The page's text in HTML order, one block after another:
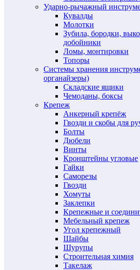
Ударно-рычажный
Кувалды
Молотки
Зубила, бородки,
добойники
Ломы, монтировки
Топоры
Системы хранения
органайзеры)
Складские ящики
Чемоданы, боксы
Крепеж
Анкерный крепёж
Гвозди и скобы для
Болты
Дюбели
Винты
Кронштейны угловые
Гайки
Саморезы
Гвозди
Хомуты
Заклепки
Крепежные и
Мебельный крепеж
Угол крепежный
Шайбы
Шурупы
Строительная химия
Такелаж